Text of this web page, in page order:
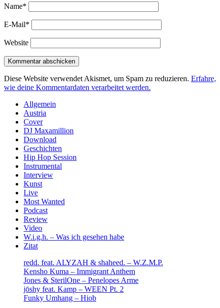
Name*
E-Mail*
Website
Diese Website verwendet Akismet, um Spam zu reduzieren. Erfahre,
wie deine Kommentardaten verarbeitet werden.
Sidebar
Allgemein
Austria
Cover
DJ Maxamillion
Download
Geschichten
Hip Hop Session
Instrumental
Interview
Kunst
Live
Most Wanted
Podcast
Review
Video
W.i.g.h. – Was ich gesehen habe
Zitat
redd. feat. ALYZAH & shaheed. – W.Z.M.P.
Kensho Kuma – Immigrant Anthem
Jones & SterilOne – Penelopes Arme
jōshy feat. Kamp – WEEN Pt. 2
Funky Umhang – Hiob